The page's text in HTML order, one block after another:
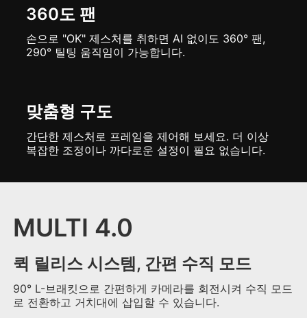
360도 팬
손으로 "OK" 제스처를 취하면 AI 없이도 360° 팬,
290° 틸팅 움직임이 가능합니다.
맞춤형 구도
간단한 제스처로 프레임을 제어해 보세요. 더 이상
복잡한 조정이나 까다로운 설정이 필요 없습니다.
MULTI 4.0
퀵 릴리스 시스템, 간편 수직 모드
90° L-브래킷으로 간편하게 카메라를 회전시켜 수직 모드
로 전환하고 거치대에 삽입할 수 있습니다.